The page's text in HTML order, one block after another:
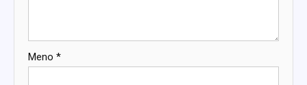
Meno *